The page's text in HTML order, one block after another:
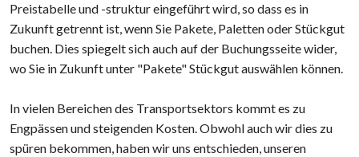
Preistabelle und -struktur eingeführt wird, so dass es in
Zukunft getrennt ist, wenn Sie Pakete, Paletten oder Stückgut
buchen. Dies spiegelt sich auch auf der Buchungsseite wider,
wo Sie in Zukunft unter "Pakete" Stückgut auswählen können.
In vielen Bereichen des Transportsektors kommt es zu
Engpässen und steigenden Kosten. Obwohl auch wir dies zu
spüren bekommen, haben wir uns entschieden, unseren